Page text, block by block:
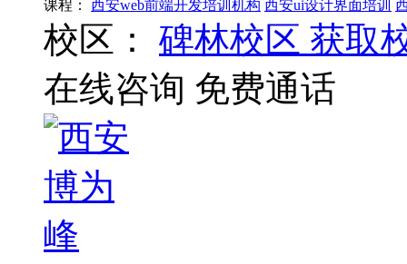
课程： 西安web前端开发培训机构 西安ui设计界面培训
校区： 碑林校区 获取
在线咨询 免费通话